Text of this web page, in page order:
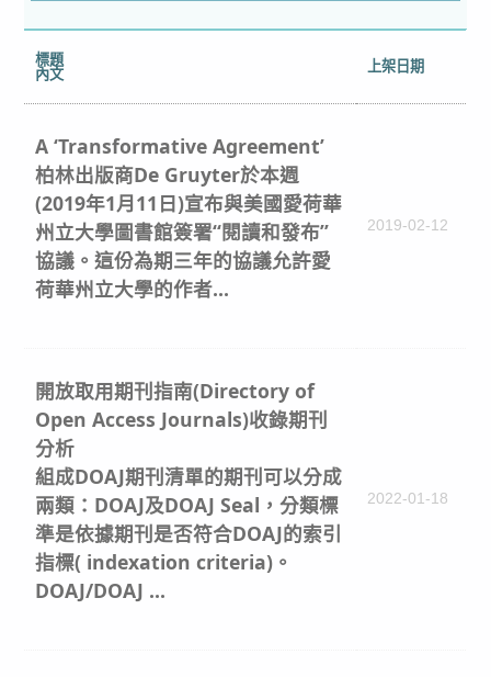
標題
內文 上架日期
A ‘Transformative Agreement’
柏林出版商De Gruyter於本週
(2019年1月11日)宣布與美國愛荷華
州立大學圖書館簽署“閱讀和發布”
協議。這份為期三年的協議允許愛
荷華州立大學的作者...
2019-02-12
開放取用期刊指南(Directory of
Open Access Journals)收錄期刊
分析
組成DOAJ期刊清單的期刊可以分成
兩類：DOAJ及DOAJ Seal，分類標
準是依據期刊是否符合DOAJ的索引
指標( indexation criteria)。
DOAJ/DOAJ ...
2022-01-18